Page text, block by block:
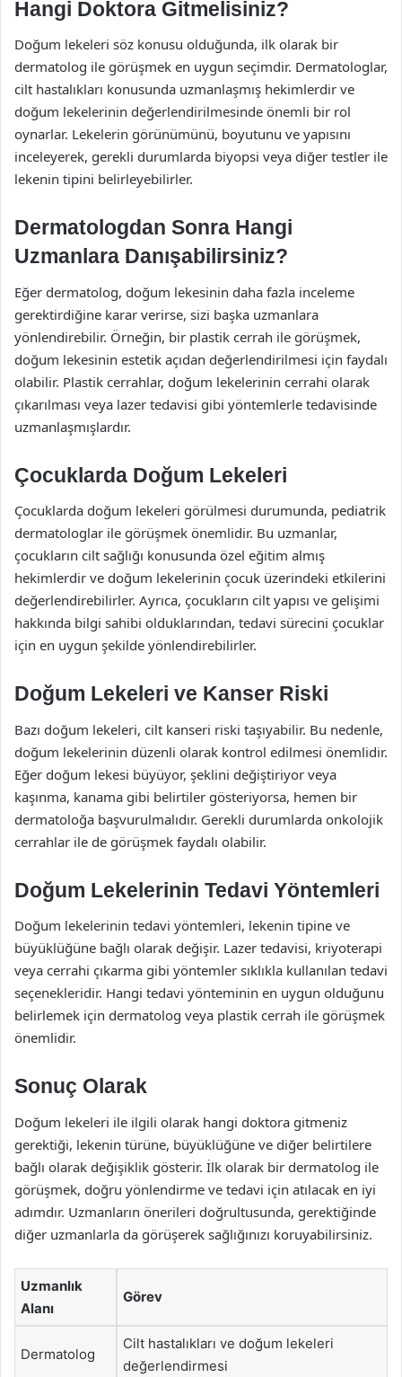
Hangi Doktora Gitmelisiniz?
Doğum lekeleri söz konusu olduğunda, ilk olarak bir
dermatolog ile görüşmek en uygun seçimdir. Dermatologlar,
cilt hastalıkları konusunda uzmanlaşmış hekimlerdir ve
doğum lekelerinin değerlendirilmesinde önemli bir rol
oynarlar. Lekelerin görünümünü, boyutunu ve yapısını
inceleyerek, gerekli durumlarda biyopsi veya diğer testler ile
lekenin tipini belirleyebilirler.
Dermatologdan Sonra Hangi
Uzmanlara Danışabilirsiniz?
Eğer dermatolog, doğum lekesinin daha fazla inceleme
gerektirdiğine karar verirse, sizi başka uzmanlara
yönlendirebilir. Örneğin, bir plastik cerrah ile görüşmek,
doğum lekesinin estetik açıdan değerlendirilmesi için faydalı
olabilir. Plastik cerrahlar, doğum lekelerinin cerrahi olarak
çıkarılması veya lazer tedavisi gibi yöntemlerle tedavisinde
uzmanlaşmışlardır.
Çocuklarda Doğum Lekeleri
Çocuklarda doğum lekeleri görülmesi durumunda, pediatrik
dermatologlar ile görüşmek önemlidir. Bu uzmanlar,
çocukların cilt sağlığı konusunda özel eğitim almış
hekimlerdir ve doğum lekelerinin çocuk üzerindeki etkilerini
değerlendirebilirler. Ayrıca, çocukların cilt yapısı ve gelişimi
hakkında bilgi sahibi olduklarından, tedavi sürecini çocuklar
için en uygun şekilde yönlendirebilirler.
Doğum Lekeleri ve Kanser Riski
Bazı doğum lekeleri, cilt kanseri riski taşıyabilir. Bu nedenle,
doğum lekelerinin düzenli olarak kontrol edilmesi önemlidir.
Eğer doğum lekesi büyüyor, şeklini değiştiriyor veya
kaşınma, kanama gibi belirtiler gösteriyorsa, hemen bir
dermatoloğa başvurulmalıdır. Gerekli durumlarda onkolojik
cerrahlar ile de görüşmek faydalı olabilir.
Doğum Lekelerinin Tedavi Yöntemleri
Doğum lekelerinin tedavi yöntemleri, lekenin tipine ve
büyüklüğüne bağlı olarak değişir. Lazer tedavisi, kriyoterapi
veya cerrahi çıkarma gibi yöntemler sıklıkla kullanılan tedavi
seçenekleridir. Hangi tedavi yönteminin en uygun olduğunu
belirlemek için dermatolog veya plastik cerrah ile görüşmek
önemlidir.
Sonuç Olarak
Doğum lekeleri ile ilgili olarak hangi doktora gitmeniz
gerektiği, lekenin türüne, büyüklüğüne ve diğer belirtilere
bağlı olarak değişiklik gösterir. İlk olarak bir dermatolog ile
görüşmek, doğru yönlendirme ve tedavi için atılacak en iyi
adımdır. Uzmanların önerileri doğrultusunda, gerektiğinde
diğer uzmanlarla da görüşerek sağlığınızı koruyabilirsiniz.
Uzmanlık
Alanı
Görev
Dermatolog
Cilt hastalıkları ve doğum lekeleri
değerlendirmesi